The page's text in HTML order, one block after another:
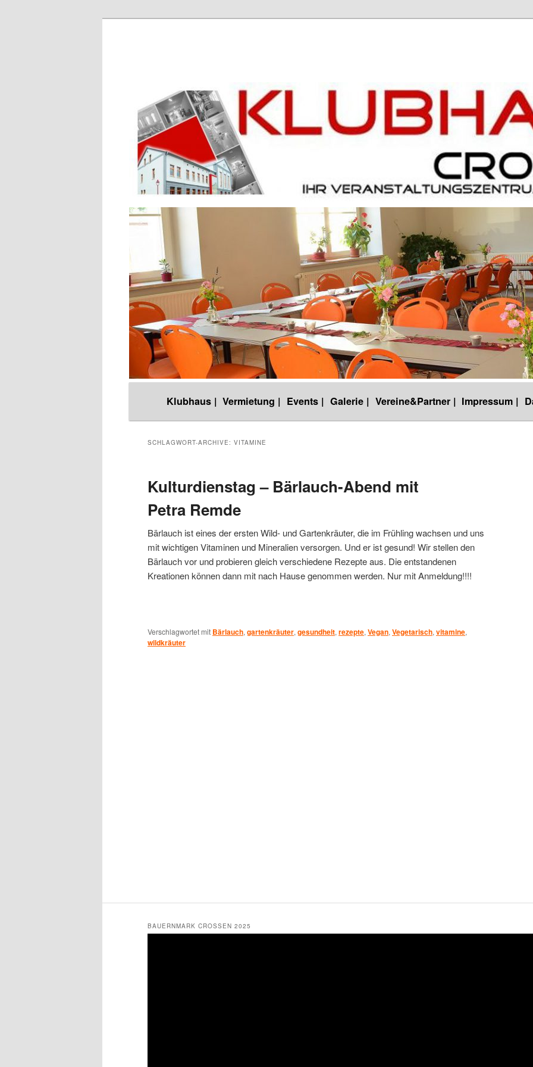
Zum
Inhalt
wechseln
Zum
sekundären
Inhalt
wechseln
Klubhaus | Vermietung | Events | Galerie | Vereine&Partner | Impressum |
SCHLAGWORT-ARCHIVE: VITAMINE
Kulturdienstag – Bärlauch-Abend mit
Petra Remde
Bärlauch ist eines der ersten Wild- und Gartenkräuter, die im Frühling wachsen und uns
mit wichtigen Vitaminen und Mineralien versorgen. Und er ist gesund! Wir stellen den
Bärlauch vor und probieren gleich verschiedene Rezepte aus. Die entstandenen
Kreationen können dann mit nach Hause genommen werden. Nur mit Anmeldung!!!!
Verschlagwortet mit Bärlauch, gartenkräuter, gesundheit, rezepte, Vegan, Vegetarisch, vitamine,
wildkräuter
BAUERNMARK CROSSEN 2025